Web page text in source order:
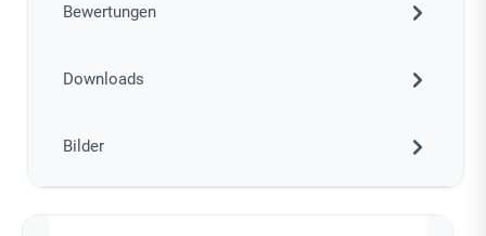
Bewertungen
Downloads
Bilder